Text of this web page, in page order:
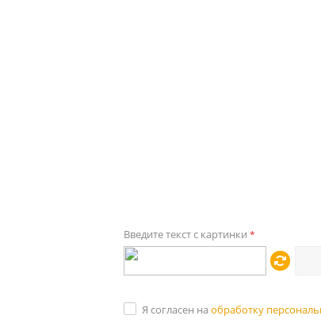
Введите текст с картинки *
Я согласен на обработку